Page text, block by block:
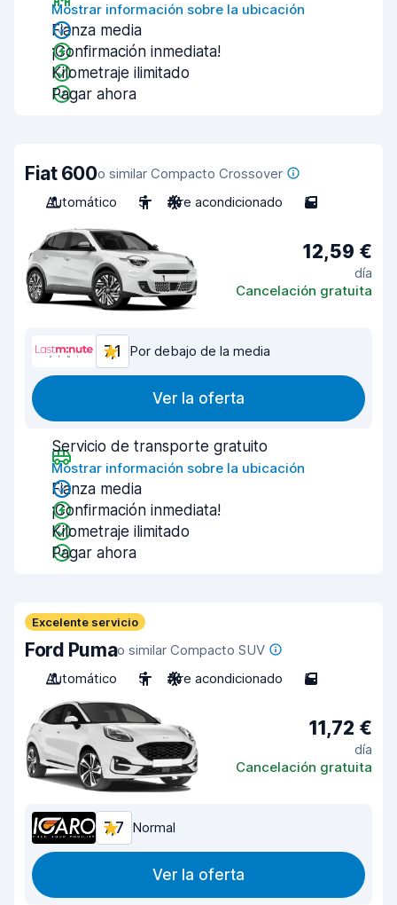
Mostrar información sobre la ubicación
Fianza media
¡Confirmación inmediata!
Kilometraje ilimitado
Pagar ahora
Fiat 600o similar Compacto Crossover
Automático
5 Aire acondicionado 5
12,59 €
día
Cancelación gratuita
7,1 Por debajo de la media
Ver la oferta
Servicio de transporte gratuito
Mostrar información sobre la ubicación
Fianza media
¡Confirmación inmediata!
Kilometraje ilimitado
Pagar ahora
Excelente servicio
Ford Pumao similar Compacto SUV
Automático
5 Aire acondicionado 5
11,72 €
día
Cancelación gratuita
7,7 Normal
Ver la oferta